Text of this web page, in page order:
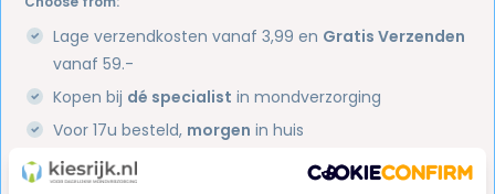
Lage verzendkosten vanaf 3,99 en Gratis Verzenden
vanaf 59.-
Kopen bij dé specialist in mondverzorging
Voor 17u besteld, morgen in huis
1 miljoen+tevreden klanten